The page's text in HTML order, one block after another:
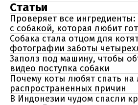
Статьи
Проверяет все
с собакой, которая любит
Собака стала отцом для
фотографии заботы
Заполз под машину, чтобы
видео поступка собаки
Почему коты любят спать на
распространенных причин
В Индонезии чудом спасли